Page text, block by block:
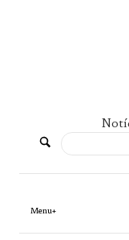
De
Norte
a
Menu+